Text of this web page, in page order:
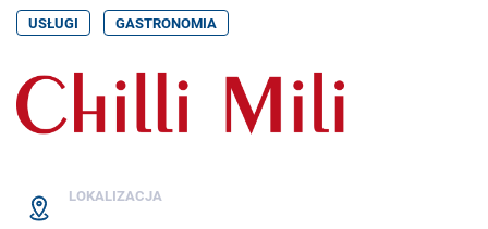
ZAREJESTRUJ
USŁUGI GASTRONOMIA
LOKALIZACJA